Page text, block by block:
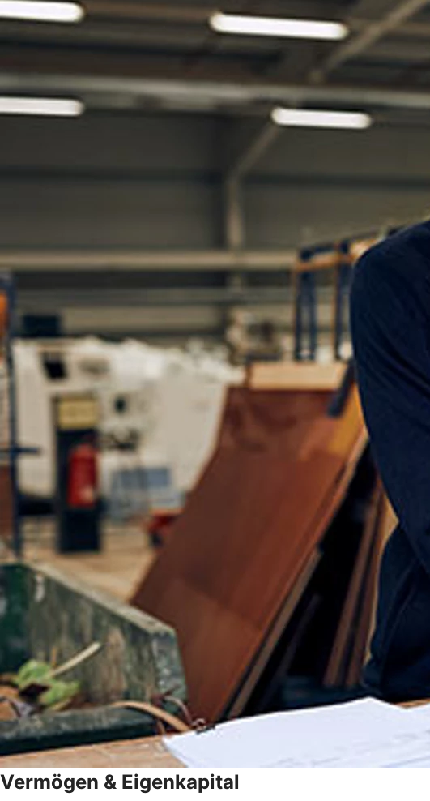
Vermögen & Eigenkapital